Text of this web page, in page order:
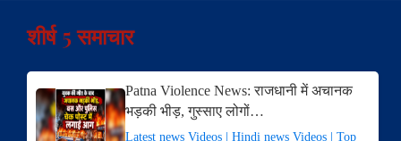
शीर्ष 5 समाचार
Patna Violence News: राजधानी में अचानक
भड़की भीड़, गुस्साए लोगों…
Latest news Videos | Hindi news Videos | Top